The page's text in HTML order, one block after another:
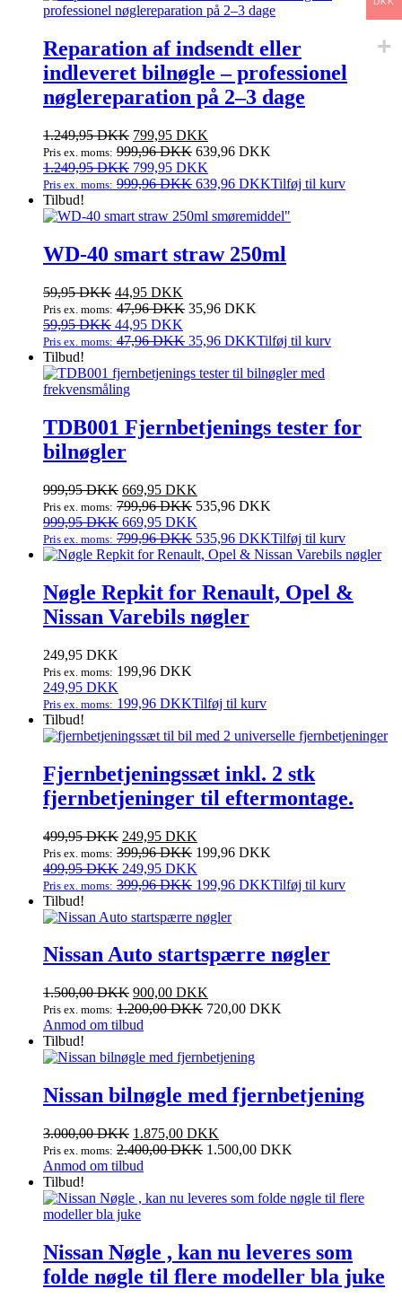
Reparation af indsendt eller
indleveret bilnøgle – professionel
nøglereparation på 2–3 dage
1.249,95DKK Den
oprindelige
pris
var:
799,95 DKK
aktuelle
er:
Pris ex. moms: 999,96DKK 639,96 DKK
1.249,95DKK Den
oprindelige
var:
799,95 DKK
aktuelle
er:
Pris ex. moms: 999,96DKK 639,96 DKKTilføj til kurv
Tilbud!
WD-40 smart straw 250ml
59,95DKK Den
oprindelige
pris
var:
44,95 DKK
aktuelle
er:
Pris ex. moms: 47,96DKK 35,96 DKK
59,95DKK Den
oprindelige
var:
59,95 DKK.
44,95 DKK
aktuelle
er:
Pris ex. moms: 47,96DKK 35,96 DKKTilføj til kurv
Tilbud!
TDB001 Fjernbetjenings tester for
bilnøgler
999,95DKK Den
oprindelige
pris
var:
999,95 DKK.
669,95 DKK
aktuelle
er:
669,95 DKK.
Pris ex. moms: 799,96DKK 535,96 DKK
999,95DKK Den
oprindelige
pris
999,95 DKK.
669,95 DKK
aktuelle
pris
669,95 DKK.
Pris ex. moms: 799,96DKK 535,96 DKKTilføj til kurv
Nøgle Repkit for Renault, Opel &
Nissan Varebils nøgler
249,95 DKK
Pris ex. moms: 199,96 DKK
249,95 DKK
Pris ex. moms: 199,96 DKKTilføj til kurv
Tilbud!
Fjernbetjeningssæt inkl. 2 stk
fjernbetjeninger til eftermontage.
499,95DKK Den
oprindelige
pris
var:
249,95 DKK
aktuelle
er:
Pris ex. moms: 399,96DKK 199,96 DKK
499,95DKK Den
oprindelige
var:
249,95 DKK
aktuelle
er:
Pris ex. moms: 399,96DKK 199,96 DKKTilføj til kurv
Tilbud!
Nissan Auto startspærre nøgler
1.500,00DKK Den
oprindelige
pris
1.500,00 DKK.
900,00 DKK
aktuelle
900,00 DKK.
Pris ex. moms: 1.200,00DKK 720,00 DKK
Anmod om tilbud
Tilbud!
Nissan bilnøgle med fjernbetjening
3.000,00DKK Den
oprindelige
pris
3.000,00 DKK.
1.875,00 DKK
aktuelle
1.875,00 DKK.
Pris ex. moms: 2.400,00DKK 1.500,00 DKK
Anmod om tilbud
Tilbud!
Nissan Nøgle , kan nu leveres som
folde nøgle til flere modeller bla juke